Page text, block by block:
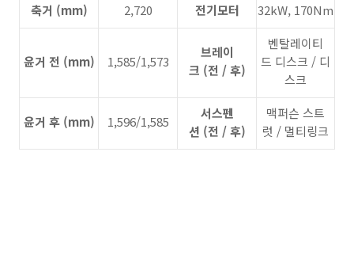
축거 (mm) 2,720 전기모터 32kW, 170Nm
윤거 전 (mm) 1,585/1,573
브레이
크 (전 / 후)
벤탈레이티
드 디스크 / 디
스크
윤거 후 (mm) 1,596/1,585
서스펜
션 (전 / 후)
맥퍼슨 스트
럿 / 멀티링크